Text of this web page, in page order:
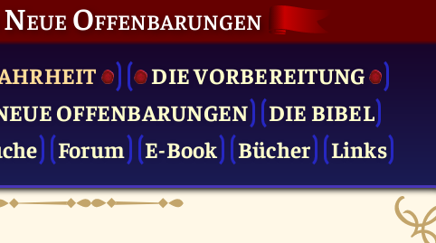
Offenbarungen
DIE VOR­BEREITUNG
OFFENBARUNGEN
DIE BIBEL
Forum E-Book Bücher Links